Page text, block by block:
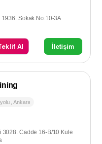
Sokak No:10-3A
Al İletişim
,Ankara
3028. Cadde 16-B/10 Kule